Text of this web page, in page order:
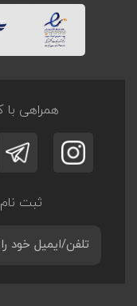
همراهی
ثبت